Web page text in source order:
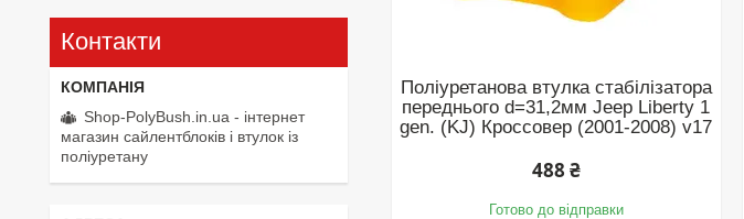
Поліуретанова втулка стабілізатора
переднього d=31,2мм Jeep Liberty 1
gen. (KJ) Кроссовер (2001-2008) v17
488 ₴
Готово до відправки
Контакти
Shop-PolyBush.in.ua - інтернет
магазин сайлентблоків і втулок із
поліуретану